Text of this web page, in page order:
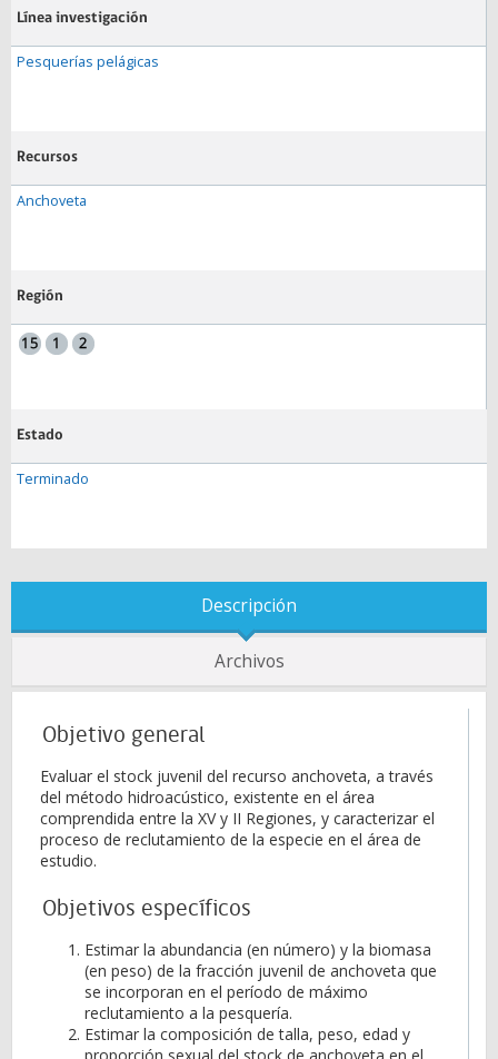
Línea investigación
Pesquerías pelágicas
Recursos
Anchoveta
Región
Estado
Terminado
Descripción
Archivos
Objetivo general
Evaluar el stock juvenil del recurso anchoveta, a través
del método hidroacústico, existente en el área
comprendida entre la XV y II Regiones, y caracterizar el
proceso de reclutamiento de la especie en el área de
estudio.
Objetivos específicos
Estimar la abundancia (en número) y la biomasa
(en peso) de la fracción juvenil de anchoveta que
se incorporan en el período de máximo
reclutamiento a la pesquería.
Estimar la composición de talla, peso, edad y